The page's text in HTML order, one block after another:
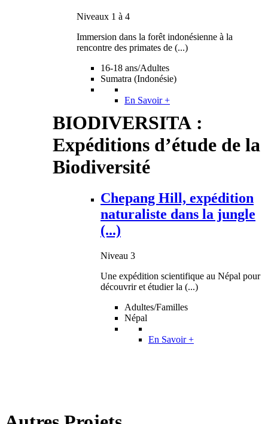
Niveaux 1 à 4
Immersion dans la forêt indonésienne à la
rencontre des primates de (...)
16-18 ans/Adultes
Sumatra (Indonésie)
En Savoir +
BIODIVERSITA :
Expéditions d’étude de la
Biodiversité
Chepang Hill, expédition
naturaliste dans la jungle
(...)
Niveau 3
Une expédition scientifique au Népal pour
découvrir et étudier la (...)
Adultes/Familles
Népal
En Savoir +